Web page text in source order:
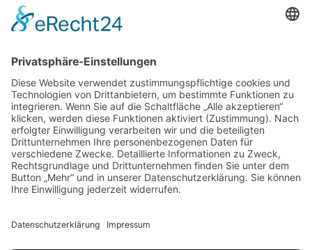
wenn du dich in diesem Board bewegst.
Foren-Übersicht
Alle Zeiten sindUTC+02:00
Alle Cookies löschen
Powered byphpBB® Forum Software © phpBB Limited
Deutsche Übersetzung durchphpBB.de
Datenschutz |Nutzungsbedingungen
Time: 0.007s| Peak Memory Usage: 10.36 MiB | GZIP: Off